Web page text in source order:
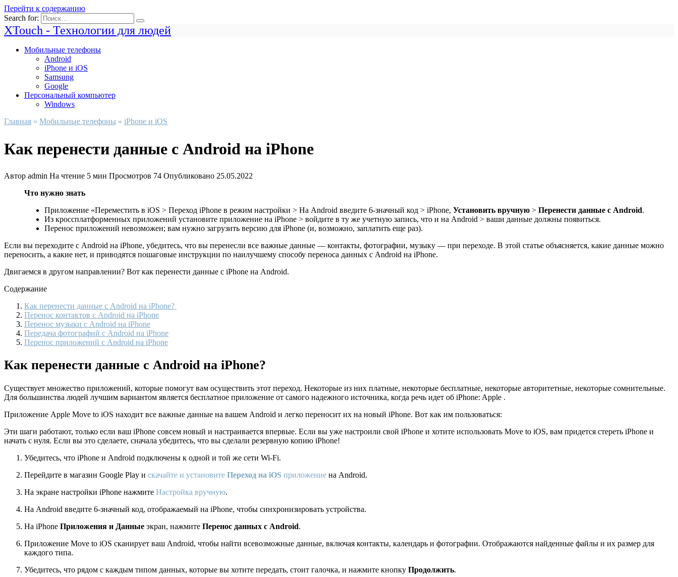
Перейти к содержанию
Search for:
XTouch - Технологии для людей
Мобильные телефоны
Android
iPhone и iOS
Samsung
Google
Персональный компьютер
Windows
Главная » Мобильные телефоны » iPhone и iOS
Как перенести данные с Android на iPhone
Автор admin На чтение 5 мин Просмотров 74 Опубликовано 25.05.2022
Что нужно знать
Приложение «Переместить в iOS > Переход iPhone в режим настройки > На Android введите 6-значный код > iPhone, Установить вручную > Перенести данные с Android.
Из кроссплатформенных приложений установите приложение на iPhone > войдите в ту же учетную запись, что и на Android > ваши данные должны появиться.
Перенос приложений невозможен; вам нужно загрузить версию для iPhone (и, возможно, заплатить еще раз).
Если вы переходите с Android на iPhone, убедитесь, что вы перенесли все важные данные — контакты, фотографии, музыку — при переходе. В этой статье объясняется, какие данные можно
переносить, а какие нет, и приводятся пошаговые инструкции по наилучшему способу переноса данных с Android на iPhone.
Двигаемся в другом направлении? Вот как перенести данные с iPhone на Android.
Содержание
Как перенести данные с Android на iPhone?
Перенос контактов с Android на iPhone
Перенос музыки с Android на iPhone
Передача фотографий с Android на iPhone
Перенос приложений с Android на iPhone
Как перенести данные с Android на iPhone?
Существует множество приложений, которые помогут вам осуществить этот переход. Некоторые из них платные, некоторые бесплатные, некоторые авторитетные, некоторые сомнительные.
Для большинства людей лучшим вариантом является бесплатное приложение от самого надежного источника, когда речь идет об iPhone: Apple .
Приложение Apple Move to iOS находит все важные данные на вашем Android и легко переносит их на новый iPhone. Вот как им пользоваться:
Эти шаги работают, только если ваш iPhone совсем новый и настраивается впервые. Если вы уже настроили свой iPhone и хотите использовать Move to iOS, вам придется стереть iPhone и
начать с нуля. Если вы это сделаете, сначала убедитесь, что вы сделали резервную копию iPhone!
Убедитесь, что iPhone и Android подключены к одной и той же сети Wi-Fi.
Перейдите в магазин Google Play и скачайте и установите Переход на iOS приложение на Android.
На экране настройки iPhone нажмите Настройка вручную.
На Android введите 6-значный код, отображаемый на iPhone, чтобы синхронизировать устройства.
На iPhone Приложения и Данные экран, нажмите Перенос данных с Android.
Приложение Move to iOS сканирует ваш Android, чтобы найти всевозможные данные, включая контакты, календарь и фотографии. Отображаются найденные файлы и их размер для
каждого типа.
Убедитесь, что рядом с каждым типом данных, которые вы хотите передать, стоит галочка, и нажмите кнопку Продолжить.